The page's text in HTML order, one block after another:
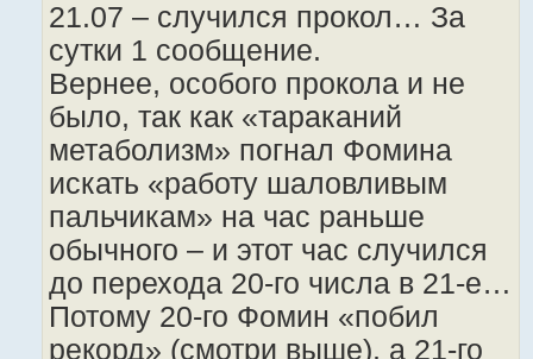
21.07 – случился прокол… За
сутки 1 сообщение.
Вернее, особого прокола и не
было, так как «тараканий
метаболизм» погнал Фомина
искать «работу шаловливым
пальчикам» на час раньше
обычного – и этот час случился
до перехода 20-го числа в 21-е…
Потому 20-го Фомин «побил
рекорд» (смотри выше), а 21-го